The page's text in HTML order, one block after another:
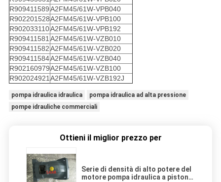
R909411589A2FM45/61W-VPB040
R902201528A2FM45/61W-VPB100
R902033110A2FM45/61W-VPB192
R909411581A2FM45/61W-VZB010
R909411582A2FM45/61W-VZB020
R909411584A2FM45/61W-VZB040
R902160979A2FM45/61W-VZB100
R902024921A2FM45/61W-VZB192J
pompa idraulica idraulica
pompa idraulica ad alta pressione
pompe idrauliche commerciali
Ottieni il miglior prezzo per
Serie di densità di alto potere del
motore pompa idraulica a pistone